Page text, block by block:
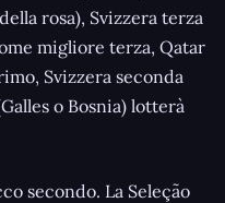
rosa), Svizzera terza
migliore terza, Qatar
Svizzera seconda
o Bosnia) lotterà
secondo. La Seleção